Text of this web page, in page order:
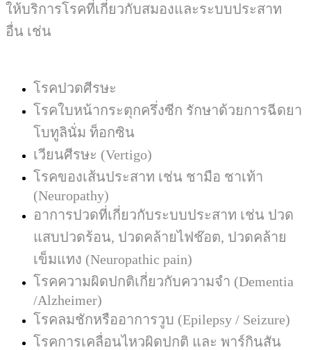
ให้บริการโรคที่เกี่ยวกับสมองและระบบประสาท
อื่น เช่น
โรคปวดศีรษะ
โรคใบหน้ากระตุกครึ่งซีก รักษาด้วยการฉีดยา
โบทูลินั่ม ท็อกซิน
เวียนศีรษะ (Vertigo)
โรคของเส้นประสาท เช่น ชามือ ชาเท้า
(Neuropathy)
อาการปวดที่เกี่ยวกับระบบประสาท เช่น ปวด
แสบปวดร้อน, ปวดคล้ายไฟช๊อต, ปวดคล้าย
เข็มแทง (Neuropathic pain)
โรคความผิดปกติเกี่ยวกับความจำ (Dementia
/Alzheimer)
โรคลมชักหรืออาการวูบ (Epilepsy / Seizure)
โรคการเคลื่อนไหวผิดปกติ และ พาร์กินสัน